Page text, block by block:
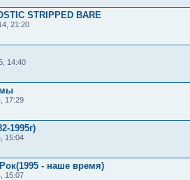
STRIPPED BARE
21:20
14:40
17:29
1995г)
15:04
- наше время)
15:07